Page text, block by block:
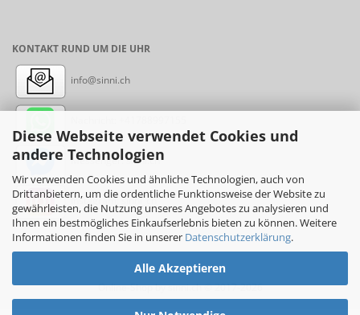
Diese Webseite verwendet Cookies und
andere Technologien
Wir verwenden Cookies und ähnliche Technologien, auch von
Drittanbietern, um die ordentliche Funktionsweise der Website zu
gewährleisten, die Nutzung unseres Angebotes zu analysieren und
Ihnen ein bestmögliches Einkaufserlebnis bieten zu können. Weitere
Informationen finden Sie in unserer Datenschutzerklärung.
Alle Akzeptieren
KONTAKT RUND UM DIE UHR
info@sinni.ch
Messenger: sinni.ch
Instagram: sinni_ch
Online-Shopby sinni.ch © 2017-2026